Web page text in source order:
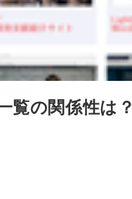
覧の関係性は？